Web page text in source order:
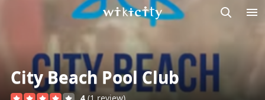
Wikicity
City Beach Pool Club